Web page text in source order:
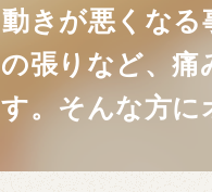
動きが悪くなる
の張りなど、痛
す。そんな方に